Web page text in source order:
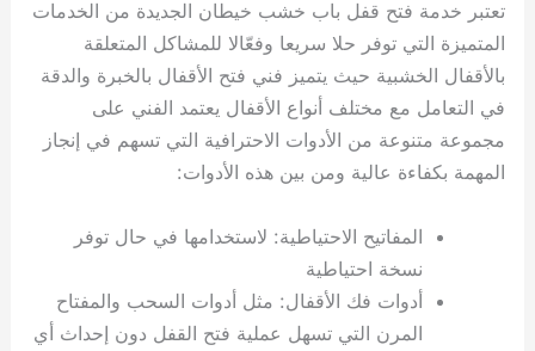
تعتبر خدمة فتح قفل باب خشب خيطان الجديدة من الخدمات
المتميزة التي توفر حلا سريعا وفعّالا للمشاكل المتعلقة
بالأقفال الخشبية حيث يتميز فني فتح الأقفال بالخبرة والدقة
في التعامل مع مختلف أنواع الأقفال يعتمد الفني على
مجموعة متنوعة من الأدوات الاحترافية التي تسهم في إنجاز
المهمة بكفاءة عالية ومن بين هذه الأدوات:
المفاتيح الاحتياطية: لاستخدامها في حال توفر
نسخة احتياطية
أدوات فك الأقفال: مثل أدوات السحب والمفتاح
المرن التي تسهل عملية فتح القفل دون إحداث أي